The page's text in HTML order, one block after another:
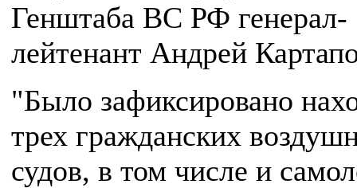
Генштаба ВС РФ генерал-
лейтенант Андрей
"Было зафиксировано
трех гражданских
судов, в том числе и